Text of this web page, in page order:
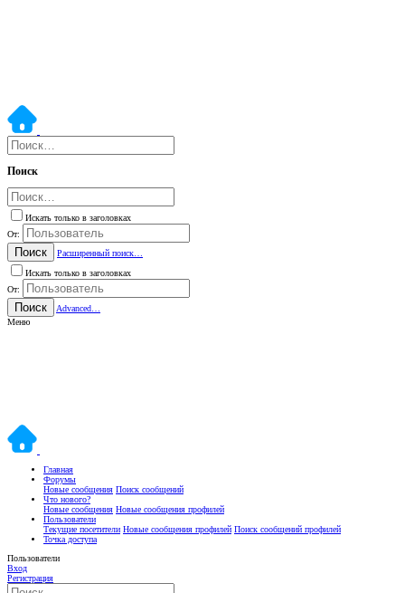
Поиск
Искать только в заголовках
От:
Поиск
Расширенный поиск…
Искать только в заголовках
От:
Поиск
Advanced…
Меню
Главная
Форумы
Новые сообщения Поиск сообщений
Что нового?
Новые сообщения Новые сообщения профилей
Пользователи
Текущие посетители Новые сообщения профилей Поиск сообщений профилей
Точка доступа
Пользователи
Вход
Регистрация